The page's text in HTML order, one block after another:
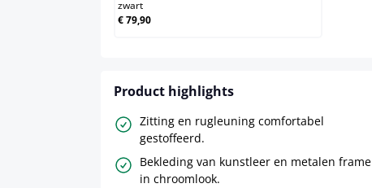
zwart
€ 79,90
Product highlights
Zitting en rugleuning comfortabel
gestoffeerd.
Bekleding van kunstleer en metalen frame
in chroomlook.